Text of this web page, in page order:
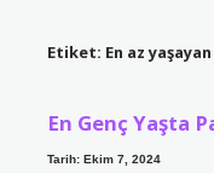
Etiket: En az
En Genç Yaşta
Tarih: Ekim 7, 2024